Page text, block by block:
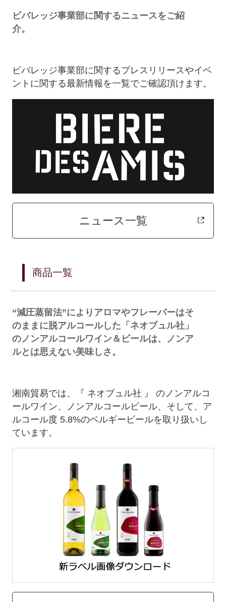
ビバレッジ事業部に関するニュースをご紹
介。
ビバレッジ事業部に関するプレスリリースやイベ
ントに関する最新情報を一覧でご確認頂けます。
ニュース一覧
商品一覧
“減圧蒸留法”によりアロマやフレーバーはそ
のままに脱アルコールした「ネオブュル社」
のノンアルコールワイン＆ビールは、ノンア
ルとは思えない美味しさ。
湘南貿易では、『 ネオブュル社 』 のノンアルコ
ールワイン、ノンアルコールビール、そして、ア
ルコール度 5.8%のベルギービールを取り扱いし
ています。